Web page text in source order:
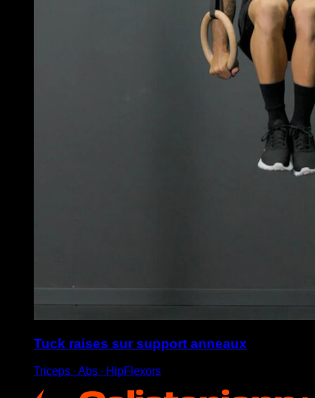
Tuck raises sur support anneaux
Triceps ∙ Abs ∙ HipFlexors